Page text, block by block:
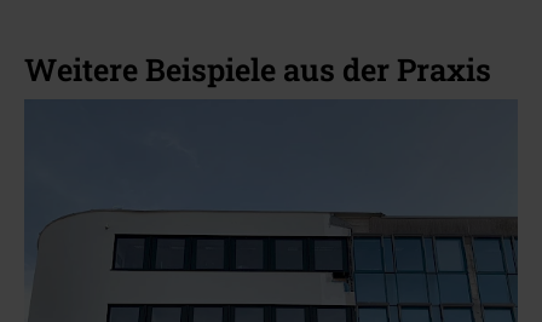
Weitere Beispiele aus der Praxis